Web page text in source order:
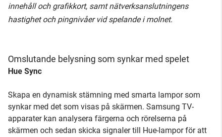
innehåll och grafikkort, samt nätverksanslutningens
hastighet och pingnivåer vid spelande i molnet.
Omslutande belysning som synkar med spelet
Hue Sync
Skapa en dynamisk stämning med smarta lampor som
synkar med det som visas på skärmen. Samsung TV-
apparater kan analysera färgerna och rörelserna på
skärmen och sedan skicka signaler till Hue-lampor för att